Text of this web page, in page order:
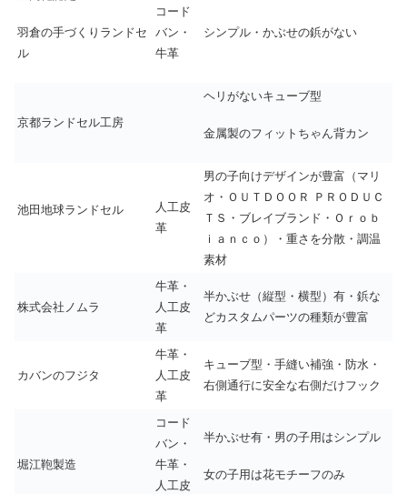
羽倉の手づくりランドセ
ル
コード
バン・
牛革
シンプル・かぶせの鋲がない
京都ランドセル工房
ヘリがないキューブ型
金属製のフィットちゃん背カン
池田地球ランドセル
人工皮
革
男の子向けデザインが豊富（マリ
オ・ＯＵＴＤＯＯＲ ＰＲＯＤＵＣ
ＴＳ・ブレイブランド・Ｏｒｏｂ
ｉａｎｃｏ）・重さを分散・調温
素材
株式会社ノムラ
牛革・
人工皮
革
半かぶせ（縦型・横型）有・鋲な
どカスタムパーツの種類が豊富
カバンのフジタ
牛革・
人工皮
革
キューブ型・手縫い補強・防水・
右側通行に安全な右側だけフック
堀江鞄製造
コード
バン・
牛革・
人工皮
半かぶせ有・男の子用はシンプル
女の子用は花モチーフのみ